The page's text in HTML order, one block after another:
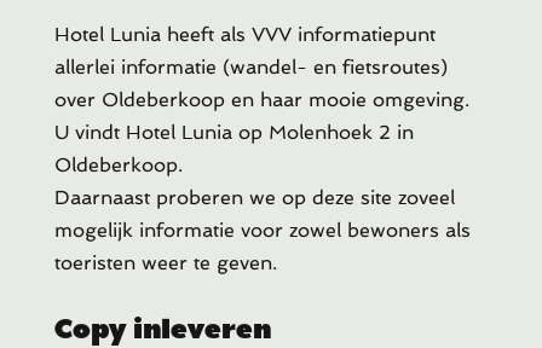
Hotel Lunia heeft als VVV informatiepunt
allerlei informatie (wandel- en fietsroutes)
over Oldeberkoop en haar mooie omgeving.
U vindt Hotel Lunia op Molenhoek 2 in
Oldeberkoop.
Daarnaast proberen we op deze site zoveel
mogelijk informatie voor zowel bewoners als
toeristen weer te geven.
Copy inleveren